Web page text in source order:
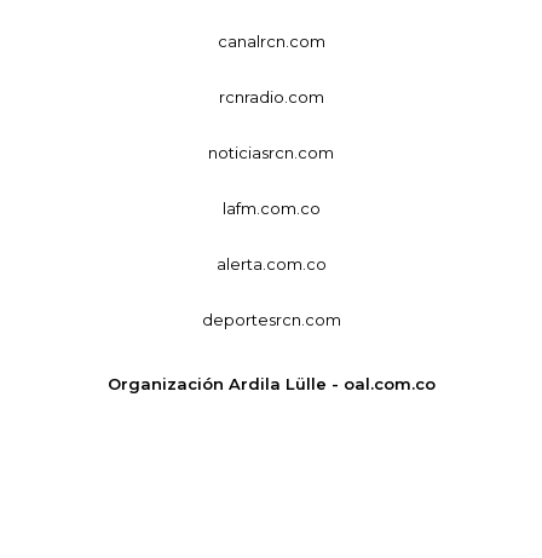
canalrcn.com
rcnradio.com
noticiasrcn.com
lafm.com.co
alerta.com.co
deportesrcn.com
Organización Ardila Lülle - oal.com.co